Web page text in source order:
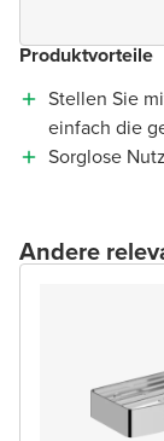
Produktvorteile
Stellen Sie
einfach die
Sorglose
Andere